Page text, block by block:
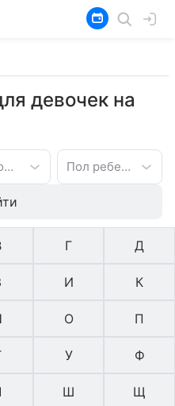
девочек на
Происхождение имени Пол ребенка
Г Д
И К
О П
У Ф
Ш Щ